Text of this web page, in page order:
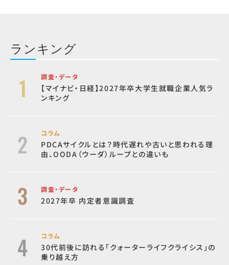
ランキング
調査・データ
【マイナビ・日経】2027年卒大学生就職企業人気ラ
ンキング
コラム
PDCAサイクルとは？時代遅れや古いと思われる理
由、OODA（ウーダ）ループとの違いも
調査・データ
2027年卒 内定者意識調査
コラム
30代前後に訪れる「クォーターライフクライシス」の
乗り越え方